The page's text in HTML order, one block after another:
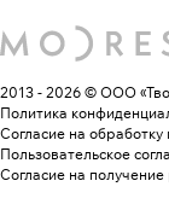
2013 - 2026 © ООО
Политика
Согласие на
Пользовательское
Согласие на